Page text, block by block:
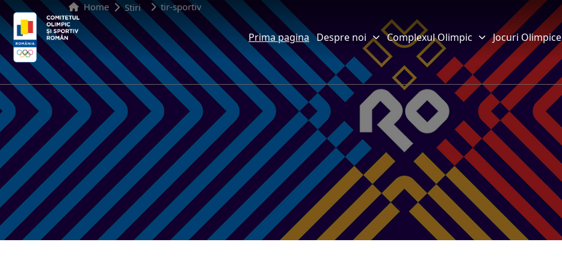
Prima pagina Despre noi Complexul Olimpic Jocuri Olimpice
Home Stiri tir-sportiv